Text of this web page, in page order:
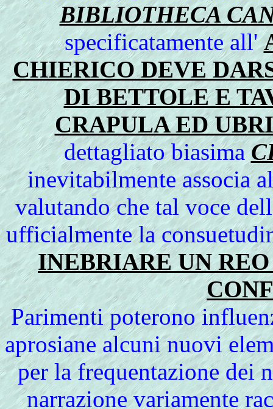
BIBLIOTHECA
specificatamente all'
CHIERICO DEVE
DI BETTOLE E
CRAPULA ED
dettagliato biasima
inevitabilmente associa
valutando che tal voce
ufficialmente la
INEBRIARE UN
Parimenti poterono
aprosiane alcuni nuovi
per la frequentazione dei
narrazione variamente